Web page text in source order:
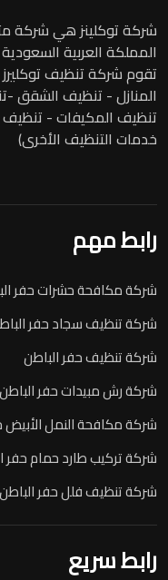
شركة توكلينز هي شركة
المملكة العربية
تقوم شركة تنظيف
المنازل - تنظيف الشقق -
تنظيف المكيفات - تنظيف
خدمات التنظيف الأخرى)
رابط مهم
شركة مكافحة حشرات حفر
شركة تنظيف سجاد حفر
شركة تنظيف حفر الباطن
شركة رش مبيدات حفر الباطن
شركة مكافحة النمل الأبيض
شركة تركيب طارد حمام حفر
شركة تنظيف فلل حفر الباطن
رابط سريع